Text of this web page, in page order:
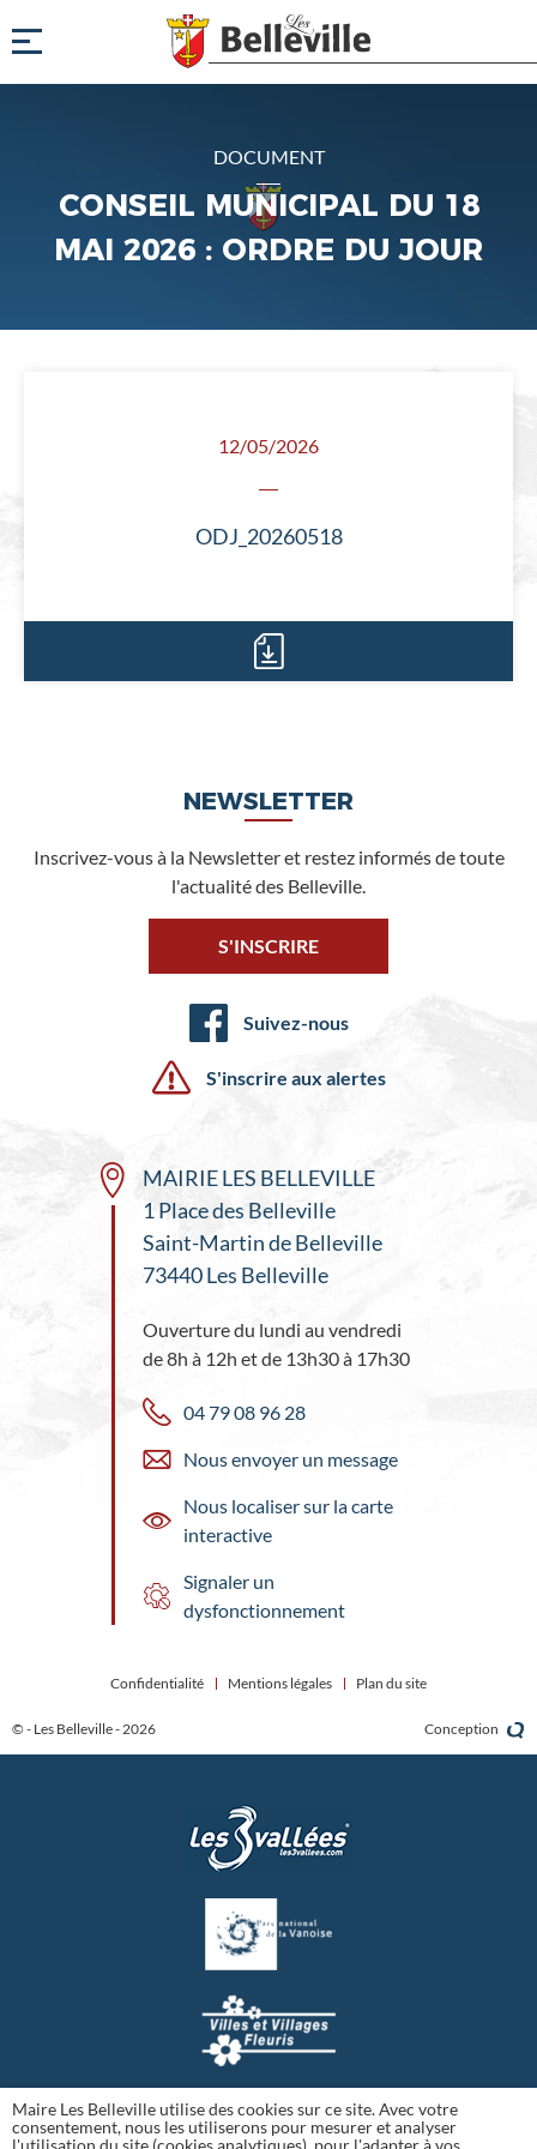
DOCUMENT
CONSEIL MUNICIPAL DU 18
MAI 2026 : ORDRE DU JOUR
12/05/2026
ODJ_20260518
NEWSLETTER
Inscrivez-vous à la Newsletter et restez informés de toute
l'actualité des Belleville.
S'INSCRIRE
Suivez-nous
S'inscrire aux alertes
MAIRIE LES BELLEVILLE
1 Place des Belleville
Saint-Martin de Belleville
73440 Les Belleville
Ouverture du lundi au vendredi
de 8h à 12h et de 13h30 à 17h30
04 79 08 96 28
Nous envoyer un message
Nous localiser sur la carte
interactive
Signaler un
dysfonctionnement
© - Les Belleville - 2026
Confidentialité Mentions légales Plan du site
Conception
Maire Les Belleville utilise des cookies sur ce site. Avec votre
consentement, nous les utiliserons pour mesurer et analyser
l'utilisation du site (cookies analytiques), pour l'adapter à vos